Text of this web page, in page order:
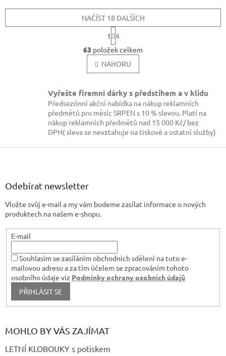
O
v
l
á
a
c
í
p
r
k
s
NAČÍST 18 DALŠÍCH
S
t
r
á
n
k
v
á
n
í
1
4
63 položek celkem
NAHORU
Vyřešte firemní dárky s předstihem a v klidu
Předsezónní akční nabídka na nákup reklamních
předmětů pro měsíc SRPEN s 10 % slevou. Platí na
nákup reklamních předmětů nad 15 000 Kč/ bez
DPH( sleva se nevztahuje na tiskové a ostatní služby)
Odebírat newsletter
Vložte svůj e-mail a my vám budeme zasílat informace o nových
produktech na našem e-shopu.
E-mail
Souhlasím se zasíláním obchodních sdělení na tuto e-
mailovou adresu a za tím účelem se zpracováním tohoto
osobního údaje viz Podmínky ochrany osobních údajů
PŘIHLÁSIT SE
MOHLO BY VÁS ZAJÍMAT
LETNÍ KLOBOUKY s potiskem